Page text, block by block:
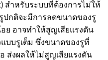
สำหรับระบบที่ต้องการไม่ให้
ปกติจะมีการลดขนาดของรู
ย อาจทำให้สูญเสียแรงดัน
บบรูเต็ม ซึ่งขนาดของรูที่
ส่งผลให้ไม่สูญเสียแรงดัน